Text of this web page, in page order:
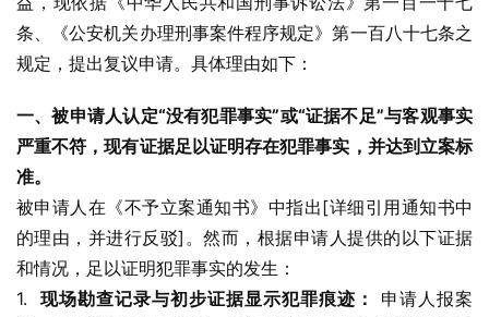
条、《公安机关办理刑事案件程序规定》第一百八十七条之
规定，提出复议申请。具体理由如下：
一、被申请人认定“没有犯罪事实”或“证据不足”与客观事实
严重不符，现有证据足以证明存在犯罪事实，并达到立案标
准。
被申请人在《不予立案通知书》中指出[详细引用通知书中
的理由，并进行反驳]。然而，根据申请人提供的以下证据
和情况，足以证明犯罪事实的发生：
1. 现场勘查记录与初步证据显示犯罪痕迹：
申请人报案